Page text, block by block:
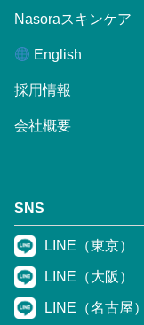
Nasoraスキンケア
English
採用情報
会社概要
SNS
LINE（東京）
LINE（大阪）
LINE（名古屋）